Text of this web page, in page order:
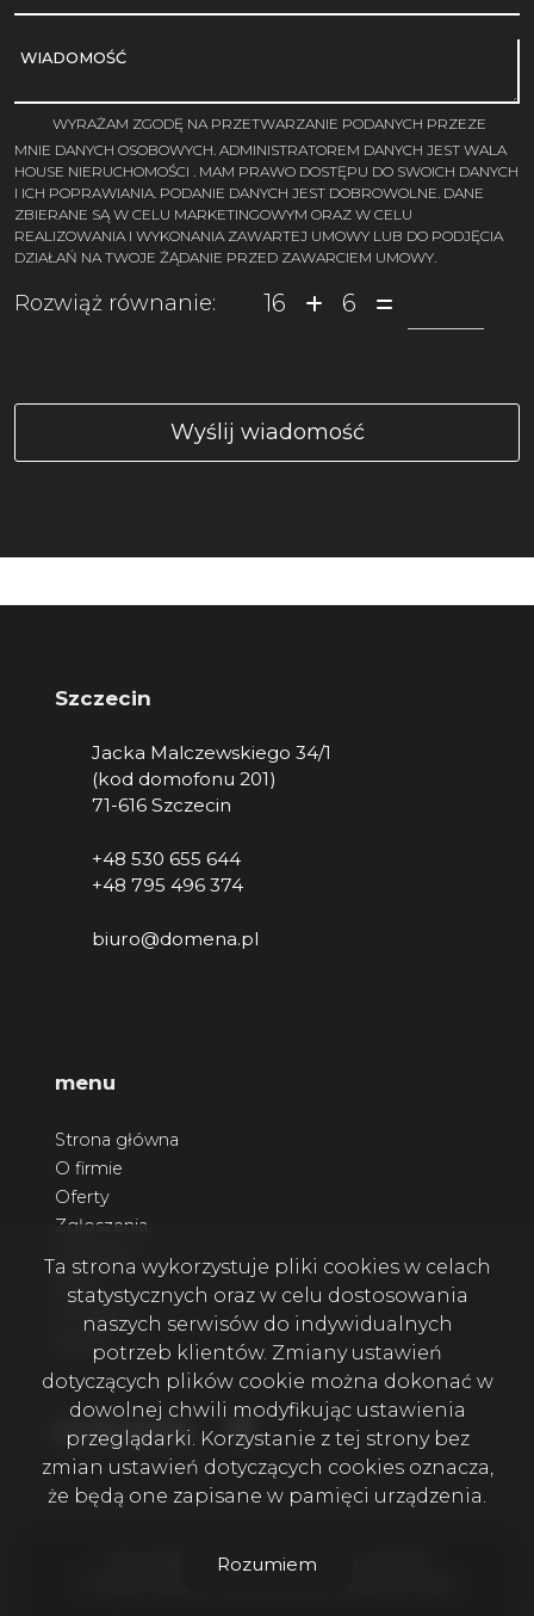
WIADOMOŚĆ
WYRAŻAM ZGODĘ NA PRZETWARZANIE PODANYCH PRZEZE
MNIE DANYCH OSOBOWYCH. ADMINISTRATOREM DANYCH JEST WALA
HOUSE NIERUCHOMOŚCI . MAM PRAWO DOSTĘPU DO SWOICH DANYCH
I ICH POPRAWIANIA. PODANIE DANYCH JEST DOBROWOLNE. DANE
ZBIERANE SĄ W CELU MARKETINGOWYM ORAZ W CELU
REALIZOWANIA I WYKONANIA ZAWARTEJ UMOWY LUB DO PODJĘCIA
DZIAŁAŃ NA TWOJE ŻĄDANIE PRZED ZAWARCIEM UMOWY.
Rozwiąż równanie: 16 6
Szczecin
Jacka Malczewskiego 34/1
(kod domofonu 201)
71-616 Szczecin
+48 530 655 644
+48 795 496 374
biuro@domena.pl
menu
Strona główna
O firmie
Oferty
Zgłoszenia
Kontakt
social media Facebook
Firma Wala House Nieruchomości © 2026
Ta strona wykorzystuje pliki cookies w celach
statystycznych oraz w celu dostosowania
naszych serwisów do indywidualnych
potrzeb klientów. Zmiany ustawień
dotyczących plików cookie można dokonać w
dowolnej chwili modyfikując ustawienia
przeglądarki. Korzystanie z tej strony bez
zmian ustawień dotyczących cookies oznacza,
że będą one zapisane w pamięci urządzenia.
Rozumiem